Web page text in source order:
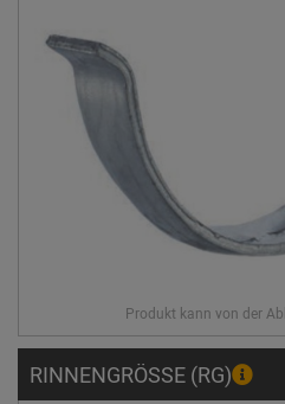
RINNENGRÖSSE (RG)